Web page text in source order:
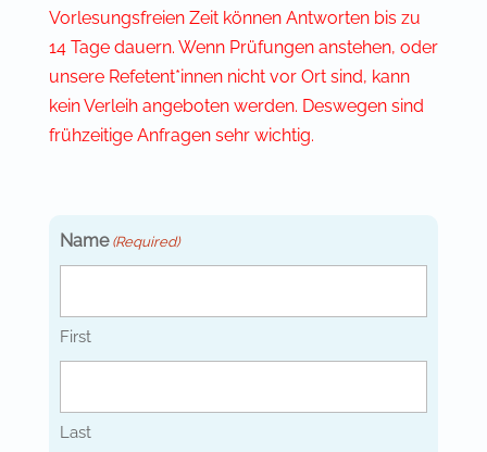
Vorlesungsfreien Zeit können Antworten bis zu
14 Tage dauern. Wenn Prüfungen anstehen, oder
unsere Refetent*innen nicht vor Ort sind, kann
kein Verleih angeboten werden. Deswegen sind
frühzeitige Anfragen sehr wichtig.
Name (Required)
First
Last